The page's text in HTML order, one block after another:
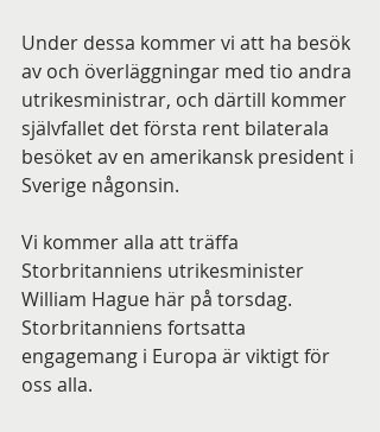
Under dessa kommer vi att ha besök
av och överläggningar med tio andra
utrikesministrar, och därtill kommer
självfallet det första rent bilaterala
besöket av en amerikansk president i
Sverige någonsin.
Vi kommer alla att träffa
Storbritanniens utrikesminister
William Hague här på torsdag.
Storbritanniens fortsatta
engagemang i Europa är viktigt för
oss alla.